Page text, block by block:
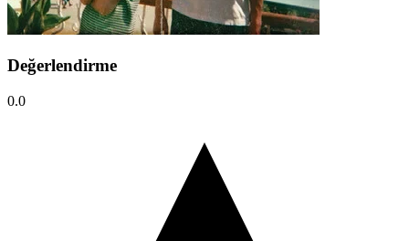
Değerlendirme
0.0